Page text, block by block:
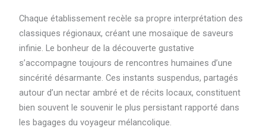
Chaque établissement recèle sa propre interprétation des
classiques régionaux, créant une mosaïque de saveurs
infinie. Le bonheur de la découverte gustative
s’accompagne toujours de rencontres humaines d’une
sincérité désarmante. Ces instants suspendus, partagés
autour d’un nectar ambré et de récits locaux, constituent
bien souvent le souvenir le plus persistant rapporté dans
les bagages du voyageur mélancolique.